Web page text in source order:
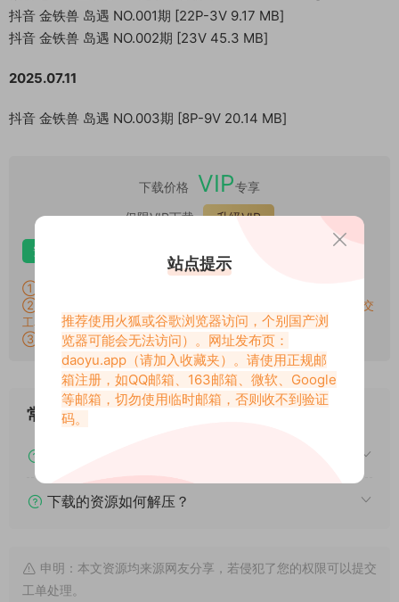
抖音 金铁兽 岛遇 NO.001期 [22P-3V 9.17 MB]
抖音 金铁兽 岛遇 NO.002期 [23V 45.3 MB]
2025.07.11
抖音 金铁兽 岛遇 NO.003期 [8P-9V 20.14 MB]
下载价格 VIP专享
仅限VIP下载
升级VIP
安卓解压
①：所有素材切勿外传，仅供欣赏，喜欢请支持原作者！
②：所有素材密码均已测试，遇见问题站内有教程学习，不会再提交
工单。
③：所有素材均无露点、纯绿色版本，若有需求请另寻，谢谢！
常见问题
下载的资源如何解压？
申明：本文资源均来源网友分享，若侵犯了您的权限可以提交
工单处理。
站点提示
推荐使用火狐或谷歌浏览器访问，个别国产浏
览器可能会无法访问）。网址发布页：
daoyu.app （请加入收藏夹）。请使用正规邮
箱注册，如QQ邮箱、163邮箱、微软、Google
等邮箱，切勿使用临时邮箱，否则收不到验证
码。